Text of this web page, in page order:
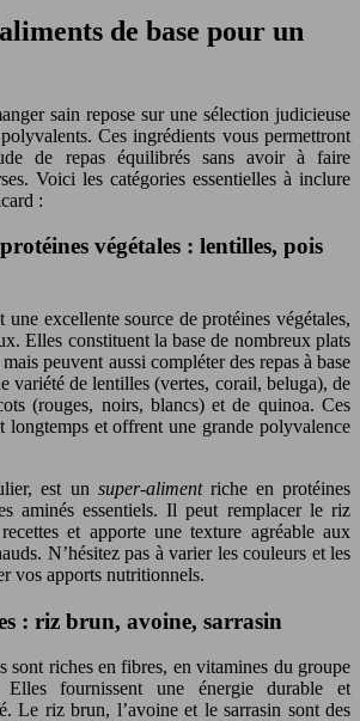
de base pour un
sain repose sur une sélection judicieuse
Ces ingrédients vous permettront
de repas équilibrés sans avoir à faire
Voici les catégories essentielles à inclure
:
végétales : lentilles, pois
une excellente source de protéines végétales,
Elles constituent la base de nombreux plats
peuvent aussi compléter des repas à base
variété de lentilles (vertes, corail, beluga), de
(rouges, noirs, blancs) et de quinoa. Ces
longtemps et offrent une grande polyvalence
est un super-aliment riche en protéines
aminés essentiels. Il peut remplacer le riz
et apporte une texture agréable aux
N’hésitez pas à varier les couleurs et les
vos apports nutritionnels.
: riz brun, avoine, sarrasin
sont riches en fibres, en vitamines du groupe
fournissent une énergie durable et
Le riz brun, l’avoine et le sarrasin sont des